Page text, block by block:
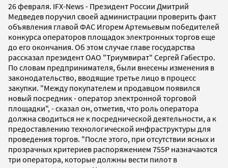
26 февраля. IFX-News - Президент России Дмитрий
Медведев поручил своей администрации проверить факт
объявления главой ФАС Игорем Артемьевым победителей
конкурса операторов площадок электронных торгов еще
до его окончания. Об этом случае главе государства
рассказал президент ОАО "Триумвират" Сергей Габестро.
По словам предпринимателя, были внесены изменения в
законодательство, вводящие третье лицо в процесс
закупки. "Между покупателем и продавцом появился
новый посредник - оператор электронной торговой
площадки", - сказал он, отметив, что роль оператора
должна сводиться не к посреднической деятельности, а к
предоставлению технологической инфраструктуры для
проведения торгов. "После этого, при отсутствии ясных и
прозрачных критериев распоряжением 755Р назначаются
три оператора, которые должны вести пилот в